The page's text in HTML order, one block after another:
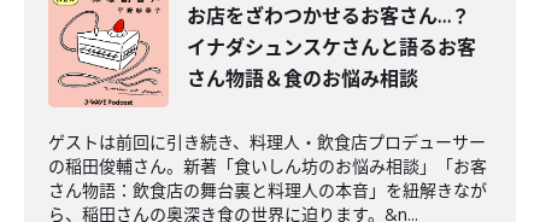
お店をざわつかせるお客さん…？
イナダシュンスケさんと語るお客
さん物語＆食のお悩み相談
ゲストは前回に引き続き、料理人・飲食店プロデューサー
の稲田俊輔さん。新著「食いしん坊のお悩み相談」「お客
さん物語：飲食店の舞台裏と料理人の本音」を紐解きなが
ら、稲田さんの奥深き食の世界に迫ります。&n...